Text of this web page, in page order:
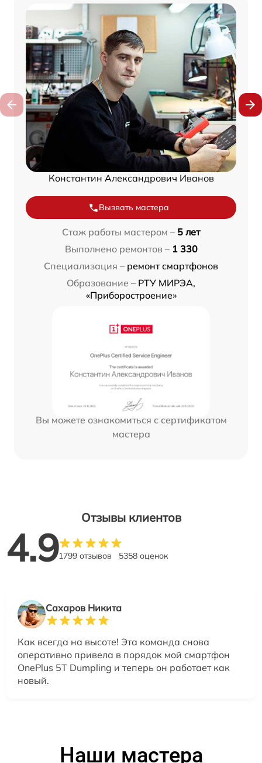
Константин Александрович Иванов
Вызвать мастера
Стаж работы мастером – 5 лет
Выполнено ремонтов – 1 330
Специализация – ремонт смартфонов
Образование – РТУ МИРЭА,
«Приборостроение»
Вы можете ознакомиться с сертификатом
мастера
Отзывы клиентов
4.91799 отзывов 5358 оценок
Сахаров Никита
Как всегда на высоте! Эта команда снова
оперативно привела в порядок мой смартфон
OnePlus 5T Dumpling и теперь он работает как
новый.
Наши мастера